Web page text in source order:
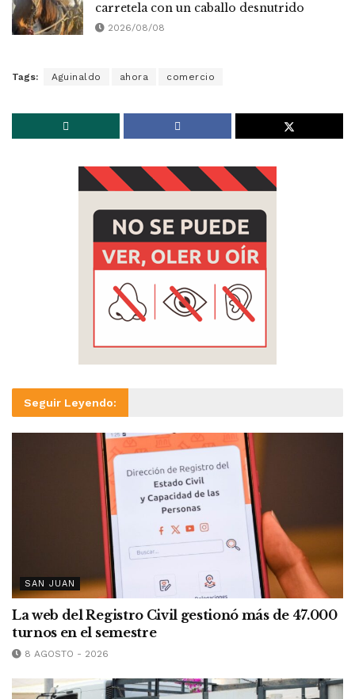
carretela con un caballo desnutrido
2026/08/08
Tags: Aguinaldo ahora comercio
Seguir Leyendo:
SAN JUAN
La web del Registro Civil gestionó más de 47.000
turnos en el semestre
8 AGOSTO - 2026